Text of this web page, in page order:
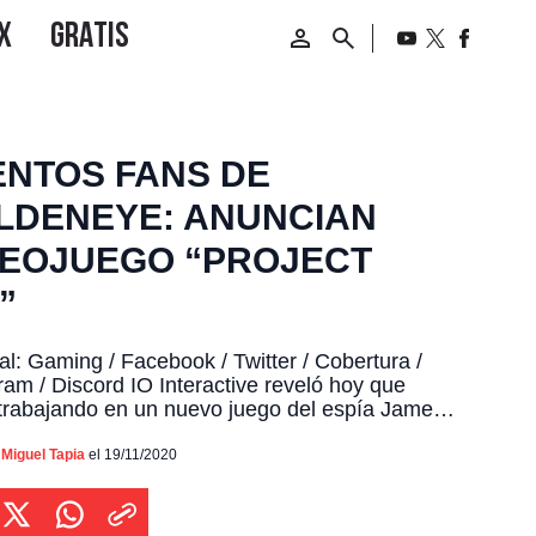
FANS DE
ANUNCIAN
“PROJECT
Gaming / Facebook / Twitter / Cobertura /
/ Discord IO Interactive reveló hoy que
en un nuevo juego del espía James
un pequeño teaser tráiler. La
despertar esa chispa que dejó en […]
Tapia el 19/11/2020